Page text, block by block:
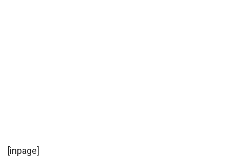
[inpage]